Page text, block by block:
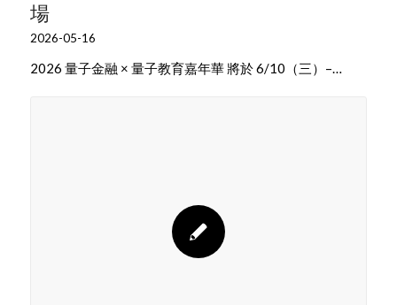
場
2026-05-16
2026 量子金融 × 量子教育嘉年華 將於 6/10（三）–…